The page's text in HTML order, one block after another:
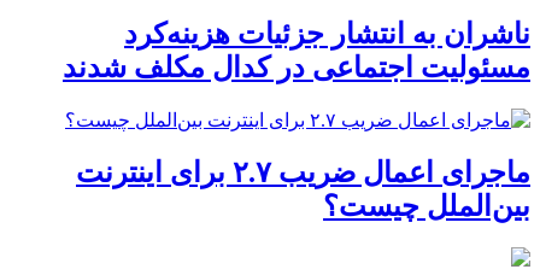
ناشران به انتشار جزئیات هزینه‌کرد
مسئولیت اجتماعی در کدال مکلف شدند
ماجرای اعمال ضریب ۲.۷ برای اینترنت
بین‌الملل چیست؟